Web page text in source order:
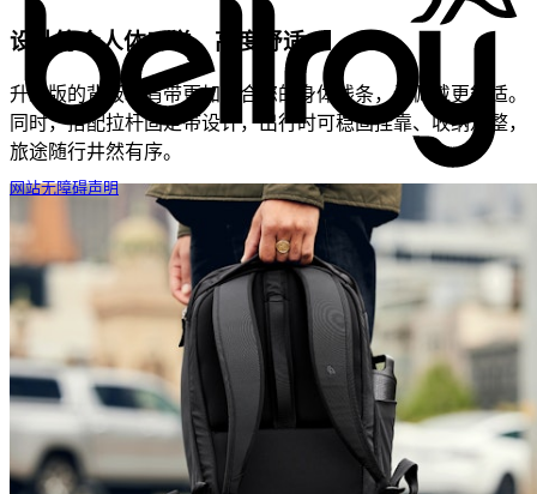
网站无障碍声明
设计符合人体工学，高度舒适
升级版的背板和肩带更加贴合您的身体线条，让佩戴更舒适。
同时，搭配拉杆固定带设计，出行时可稳固挂靠、收纳规整，
旅途随行井然有序。